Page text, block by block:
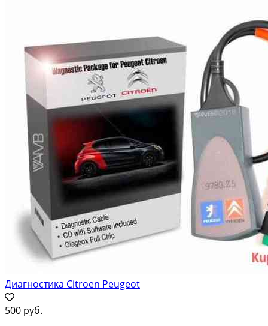
Диагностика Citroen Peugeot
500 руб.